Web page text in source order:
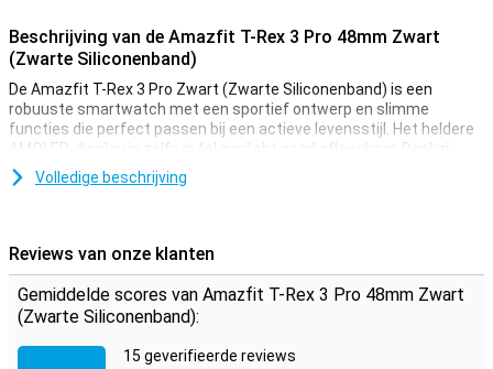
Beschrijving van de Amazfit T-Rex 3 Pro 48mm Zwart
(Zwarte Siliconenband)
De Amazfit T-Rex 3 Pro Zwart (Zwarte Siliconenband) is een
robuuste smartwatch met een sportief ontwerp en slimme
functies die perfect passen bij een actieve levensstijl. Het heldere
AMOLED-display is zelfs in fel zonlicht goed afleesbaar. Dankzij
nauwkeurige GPS, offline kaarten en spraakbediening blijf je altijd
en overal goed geïnformeerd. AI-workoutcoaching helpt je om
bestand tegen extreme omstandigheden. Dit horloge is jouw ideale
Helder AMOLED-display
altijd goed zicht hebt op je data. Met een resolutie van 480x480
Volledige beschrijving
Reviews van onze klanten
Gemiddelde scores van Amazfit T-Rex 3 Pro 48mm Zwart
(Zwarte Siliconenband):
15 geverifieerde reviews